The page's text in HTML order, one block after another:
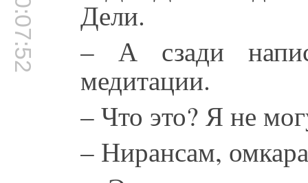
00:07:52
Дели.
– А сзади
медитации.
– Что это? Я не
– Нирансам,